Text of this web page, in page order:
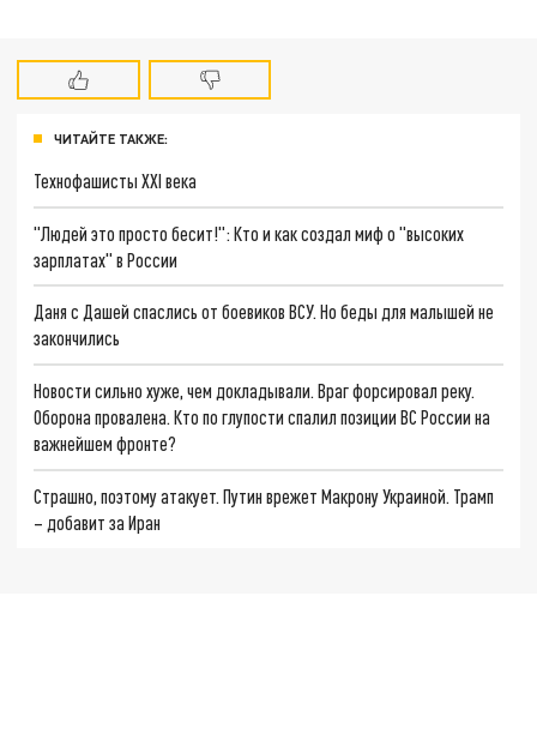
ЧИТАЙТЕ ТАКЖЕ:
Технофашисты XXI века
"Людей это просто бесит!": Кто и как создал миф о "высоких
зарплатах" в России
Даня с Дашей спаслись от боевиков ВСУ. Но беды для малышей не
закончились
Новости сильно хуже, чем докладывали. Враг форсировал реку.
Оборона провалена. Кто по глупости спалил позиции ВС России на
важнейшем фронте?
Страшно, поэтому атакует. Путин врежет Макрону Украиной. Трамп
– добавит за Иран